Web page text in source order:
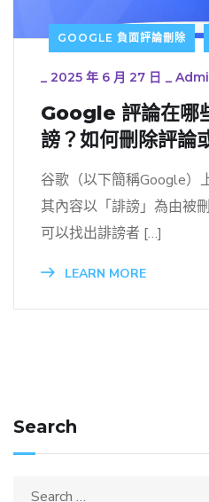
GOOGLE 負面評論刪除
_ 2025 年 6 月 27 日 _
Google 評論在哪
謗？如何刪除評論
谷歌（以下簡稱Google）
其內容以「誹謗」為由被
可以找出誹謗者 […]
LEARN MORE
Search